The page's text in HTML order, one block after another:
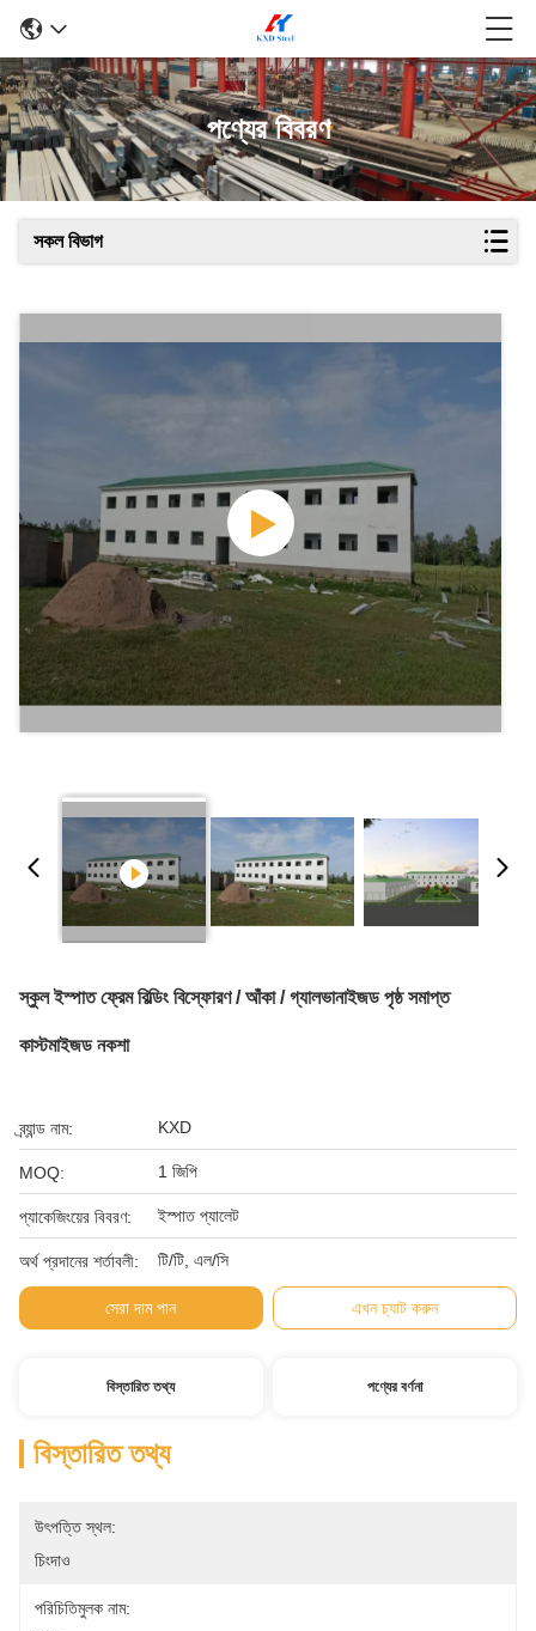
পণ্যের বিবরণ
সকল বিভাগ
স্কুল ইস্পাত ফ্রেম বিল্ডিং বিস্ফোরণ / আঁকা / গ্যালভানাইজড পৃষ্ঠ সমাপ্ত
কাস্টমাইজড নকশা
ব্র্যান্ড নাম: KXD
MOQ: 1 জিপি
প্যাকেজিংয়ের বিবরণ: ইস্পাত প্যালেট
অর্থ প্রদানের শর্তাবলী: টি/টি, এল/সি
সেরা দাম পান এখন চ্যাট করুন
বিস্তারিত তথ্য পণ্যের বর্ণনা
বিস্তারিত তথ্য
উৎপত্তি স্থল:
চিংদাও
পরিচিতিমুলক নাম: